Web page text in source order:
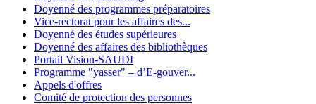
Doyenné des programmes préparatoires
Vice-rectorat pour les affaires des...
Doyenné des études supérieures
Doyenné des affaires des bibliothèques
Portail Vision-SAUDI
Programme "yasser" – d’E-gouver...
Appels d'offres
Comité de protection des personnes